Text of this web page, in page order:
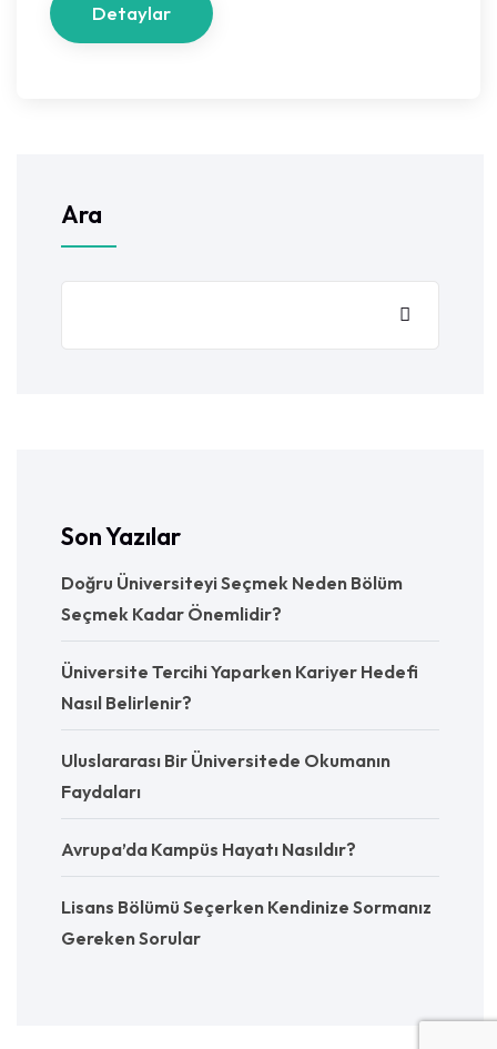
Detaylar
Ara
Son Yazılar
Doğru Üniversiteyi Seçmek Neden Bölüm
Seçmek Kadar Önemlidir?
Üniversite Tercihi Yaparken Kariyer Hedefi
Nasıl Belirlenir?
Uluslararası Bir Üniversitede Okumanın
Faydaları
Avrupa’da Kampüs Hayatı Nasıldır?
Lisans Bölümü Seçerken Kendinize Sormanız
Gereken Sorular